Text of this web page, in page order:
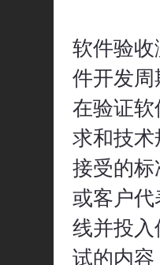
软件验收
件开发
在验证软
求和技术
接受的标
或客户代
线并投入
试的内容